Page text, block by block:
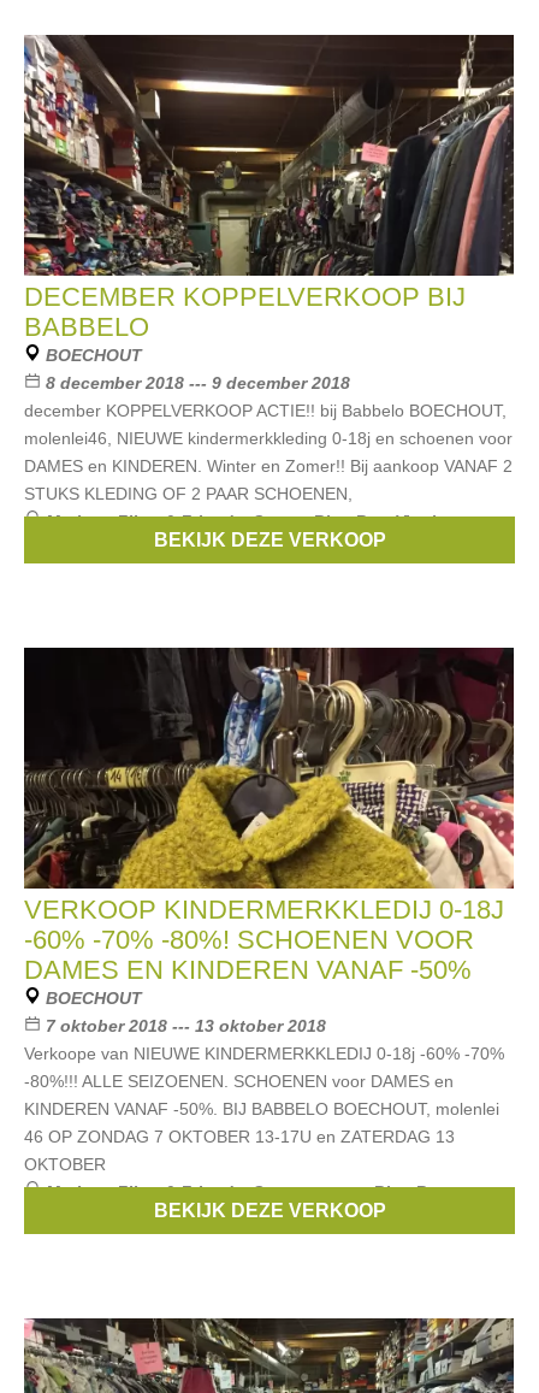
DECEMBER KOPPELVERKOOP BIJ
BABBELO
BOECHOUT
8 december 2018 --- 9 december 2018
december KOPPELVERKOOP ACTIE!! bij Babbelo BOECHOUT,
molenlei46, NIEUWE kindermerkkleding 0-18j en schoenen voor
DAMES en KINDEREN. Winter en Zomer!! Bij aankoop VANAF 2
STUKS KLEDING OF 2 PAAR SCHOENEN,
Merken:Filou & Friends,Scapa,Blue Bay,Vingino,
BEKIJK DEZE VERKOOP
VERKOOP KINDERMERKKLEDIJ 0-18J
-60% -70% -80%! SCHOENEN VOOR
DAMES EN KINDEREN VANAF -50%
BOECHOUT
7 oktober 2018 --- 13 oktober 2018
Verkoope van NIEUWE KINDERMERKKLEDIJ 0-18j -60% -70%
-80%!!! ALLE SEIZOENEN. SCHOENEN voor DAMES en
KINDEREN VANAF -50%. BIJ BABBELO BOECHOUT, molenlei
46 OP ZONDAG 7 OKTOBER 13-17U en ZATERDAG 13
OKTOBER
Merken:Filou & Friends,Scapa,strass,Blue Bay,
BEKIJK DEZE VERKOOP